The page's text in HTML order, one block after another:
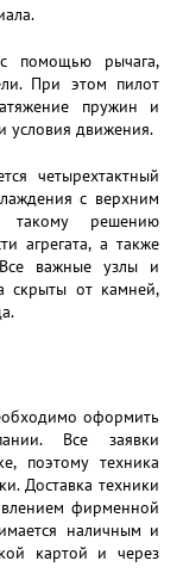
с помощью рычага,
При этом пилот
пружин и
условия движения.
четырехтактный
с верхним
такому решению
агрегата, а также
Все важные узлы и
скрыты от камней,
оформить
Все заявки
поэтому техника
Доставка техники
фирменной
наличным и
картой и через